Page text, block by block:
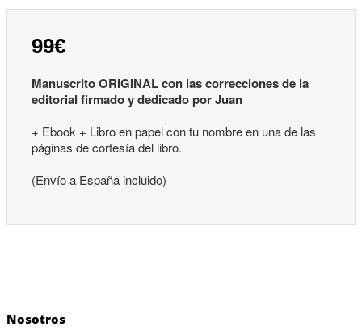
99€
Manuscrito ORIGINAL con las correcciones de la
editorial firmado y dedicado por Juan
+ Ebook + Libro en papel con tu nombre en una de las
páginas de cortesía del libro.
(Envío a España incluido)
Nosotros